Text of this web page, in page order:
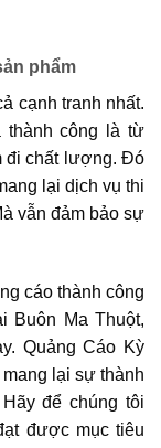
phẩm
cạnh tranh nhất.
thành công là từ
đi chất lượng. Đó
lại dịch vụ thi
vẫn đảm bảo sự
cáo thành công
Buôn Ma Thuột,
Quảng Cáo Kỳ
lại sự thành
để chúng tôi
được mục tiêu